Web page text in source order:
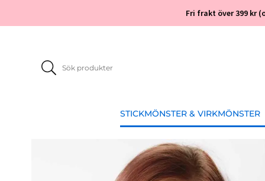
Fri frakt över 399 kr
STICKMÖNSTER & VIRKMÖNSTER